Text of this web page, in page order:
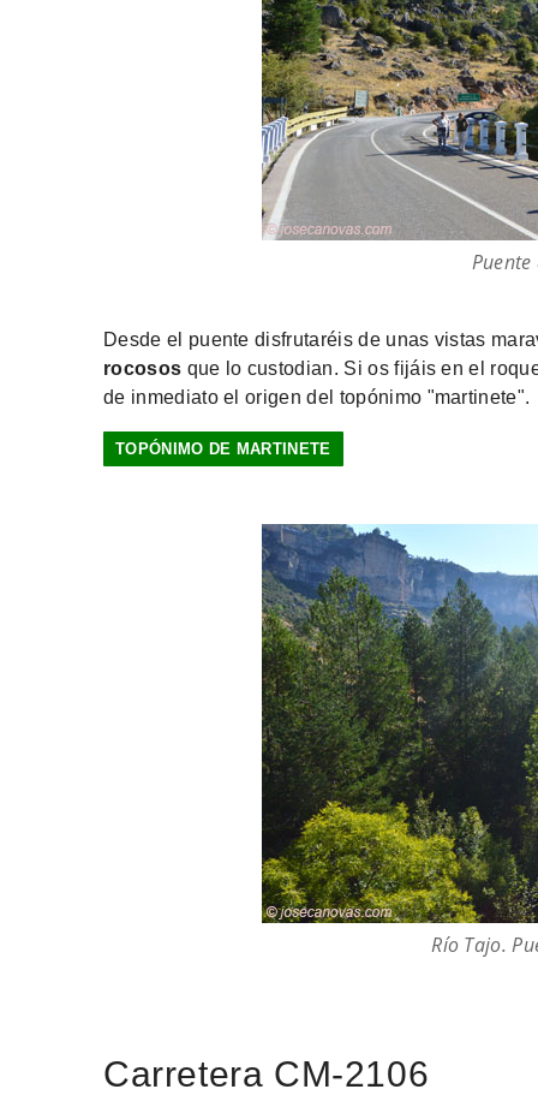
Desde el puente disfrutaréis de unas vistas
rocosos que lo custodian. Si os fijáis en el
de inmediato el origen del topónimo "martinete".
TOPÓNIMO DE MARTINETE
Río Tajo.
Carretera CM-2106